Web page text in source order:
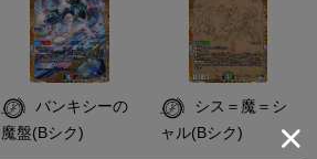
バンキシーの
魔盤(Bシク)
ャル(Bシク)